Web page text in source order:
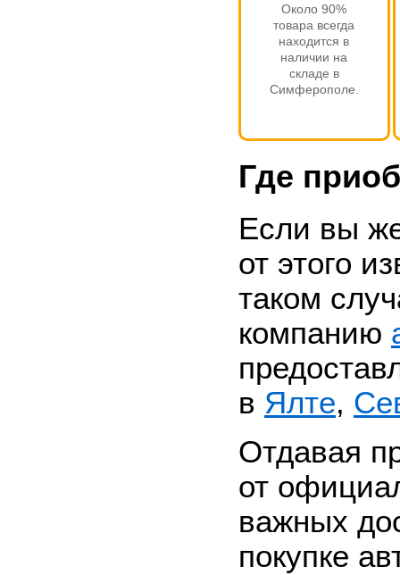
Около 90%
товара всегда
находится в
наличии на
складе в
Симферополе.
Где
Если вы
от этого
таком
компанию
в Ялте,
Отдавая
от
важных
покупке